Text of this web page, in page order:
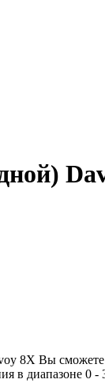
8X Вы сможете
в диапазоне 0